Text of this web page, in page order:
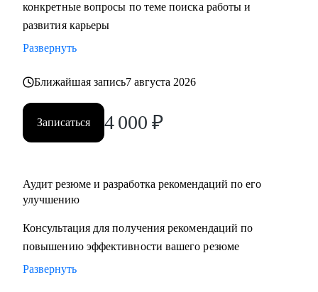
конкретные вопросы по теме поиска работы и
развития карьеры
Развернуть
Ближайшая запись7 августа 2026
Записаться 4 000 ₽
Аудит резюме и разработка рекомендаций по его
улучшению
Консультация для получения рекомендаций по
повышению эффективности вашего резюме
Развернуть